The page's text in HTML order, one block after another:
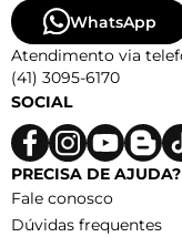
WhatsApp
Atendimento via
(41) 3095-6170
SOCIAL
PRECISA DE AJUDA?
Fale conosco
Dúvidas frequentes